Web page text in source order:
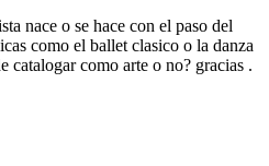
nace o se hace con el paso del
como el ballet clasico o la danza
catalogar como arte o no? gracias .